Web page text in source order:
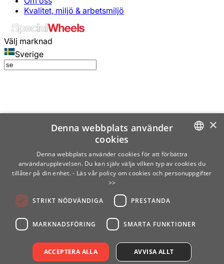
Kvalitet, miljö & arbetsmiljö
Välj marknad
Sverige
SWEDISH
×
Denna webbplats använder
cookies
Denna webbplats använder cookies för att förbättra
användarupplevelsen. Du kan själv välja vilken typ av cookies du
tillåter på din enhet. - Läs vår policy om cookies och personuppgifter
>>
STRIKT NÖDVÄNDIGA PRESTANDA
MARKNADSFÖRING SMARTA FUNKTIONER
ACCEPTERA ALLA AVVISA ALLT